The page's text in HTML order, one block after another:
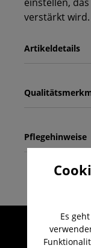
verstärkt wird.
Artikeldetails
Pflegehinweise
Es